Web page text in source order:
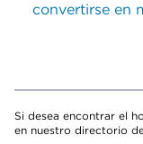
convertirse en
Si desea encontrar el
en nuestro directorio